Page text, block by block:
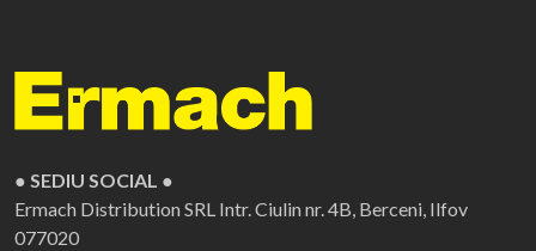
● SEDIU SOCIAL ●
Ermach Distribution SRL Intr. Ciulin nr. 4B, Berceni, Ilfov
077020